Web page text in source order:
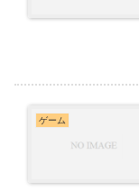
ゲーム